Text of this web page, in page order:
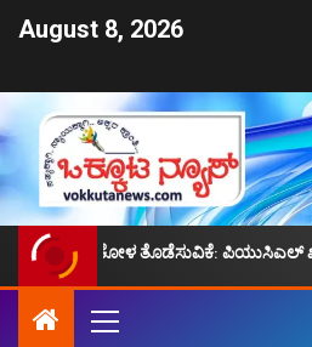
August 8, 2026
ಕೋಳ ತೊಡೆಸುವಿಕೆ: ಪಿಯುಸಿಎಲ್ ಖಂಡನೆ.